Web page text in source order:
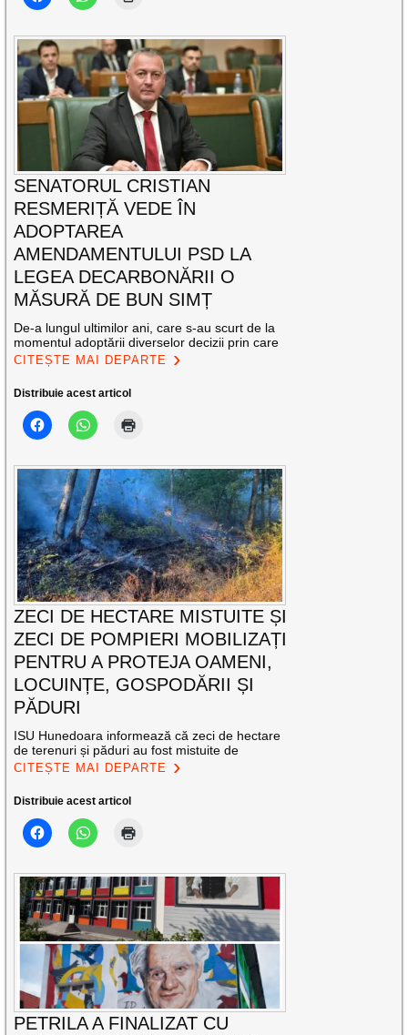
SENATORUL CRISTIAN
RESMERIȚĂ VEDE ÎN
ADOPTAREA
AMENDAMENTULUI PSD LA
LEGEA DECARBONĂRII O
MĂSURĂ DE BUN SIMȚ
De-a lungul ultimilor ani, care s-au scurt de la
momentul adoptării diverselor decizii prin care
CITEȘTE MAI DEPARTE
Distribuie acest articol
ZECI DE HECTARE MISTUITE ȘI
ZECI DE POMPIERI MOBILIZAȚI
PENTRU A PROTEJA OAMENI,
LOCUINȚE, GOSPODĂRII ȘI
PĂDURI
ISU Hunedoara informează că zeci de hectare
de terenuri și păduri au fost mistuite de
CITEȘTE MAI DEPARTE
Distribuie acest articol
PETRILA A FINALIZAT CU